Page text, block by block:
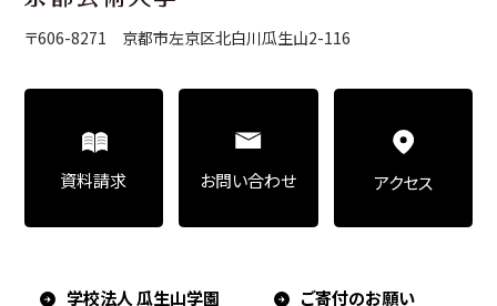
〒606-8271 京都市左京区北白川瓜生山2-116
学校法人 瓜生山学園 ご寄付のお願い
資料請求 お問い合わせ アクセス